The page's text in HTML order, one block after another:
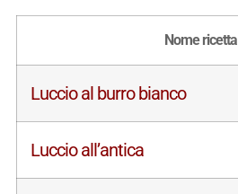
Nome ricetta
Luccio al burro bianco
Luccio all’antica